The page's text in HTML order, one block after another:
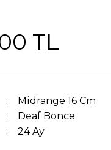
TL
Midrange 16 Cm
Deaf Bonce
24 Ay